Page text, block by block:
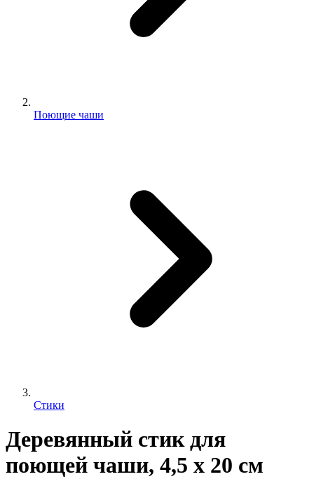
Поющие чаши
Стики
Деревянный стик для
поющей чаши, 4,5 х 20 см